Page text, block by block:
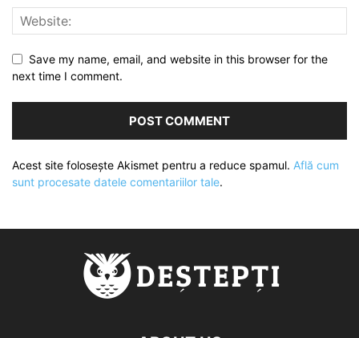
Save my name, email, and website in this browser for the
next time I comment.
Acest site folosește Akismet pentru a reduce spamul. Află cum
sunt procesate datele comentariilor tale.